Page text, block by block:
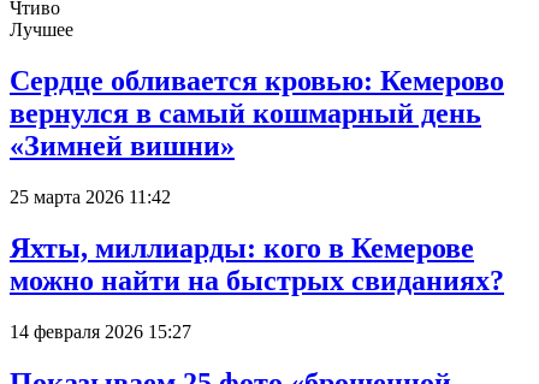
Чтиво
Лучшее
Сердце обливается кровью: Кемерово
вернулся в самый кошмарный день
«Зимней вишни»
25 марта 2026 11:42
Яхты, миллиарды: кого в Кемерове
можно найти на быстрых свиданиях?
14 февраля 2026 15:27